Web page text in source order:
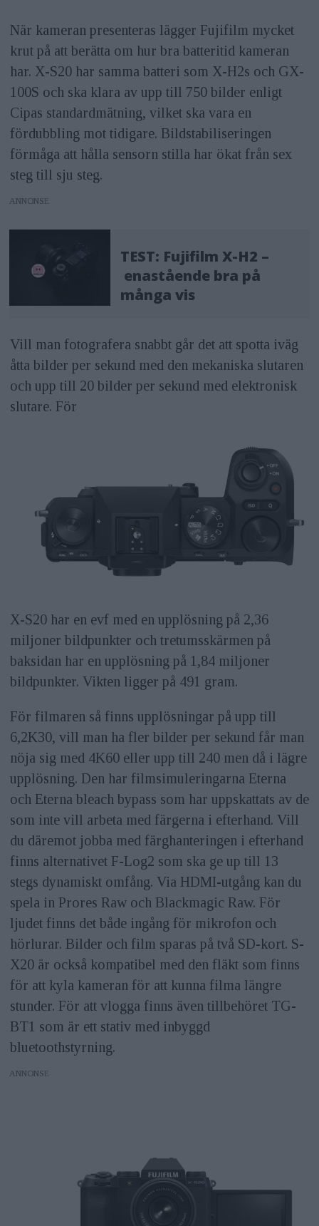
När kameran presenteras lägger Fujifilm mycket
krut på att berätta om hur bra batteritid kameran
har. X-S20 har samma batteri som X-H2s och GX-
100S och ska klara av upp till 750 bilder enligt
Cipas standardmätning, vilket ska vara en
fördubbling mot tidigare. Bildstabiliseringen
förmåga att hålla sensorn stilla har ökat från sex
steg till sju steg.
ANNONS
TEST: Fujifilm X-H2 –
enastående bra på
många vis
Vill man fotografera snabbt går det att spotta iväg
åtta bilder per sekund med den mekaniska slutaren
och upp till 20 bilder per sekund med elektronisk
slutare. För
X-S20 har en evf med en upplösning på 2,36
miljoner bildpunkter och tretumsskärmen på
baksidan har en upplösning på 1,84 miljoner
bildpunkter. Vikten ligger på 491 gram.
För filmaren så finns upplösningar på upp till
6,2K30, vill man ha fler bilder per sekund får man
nöja sig med 4K60 eller upp till 240 men då i lägre
upplösning. Den har filmsimuleringarna Eterna
och Eterna bleach bypass som har uppskattats av de
som inte vill arbeta med färgerna i efterhand. Vill
du däremot jobba med färghanteringen i efterhand
finns alternativet F-Log2 som ska ge up till 13
stegs dynamiskt omfång. Via HDMI-utgång kan du
spela in Prores Raw och Blackmagic Raw. För
ljudet finns det både ingång för mikrofon och
hörlurar. Bilder och film sparas på två SD-kort. S-
X20 är också kompatibel med den fläkt som finns
för att kyla kameran för att kunna filma längre
stunder. För att vlogga finns även tillbehöret TG-
BT1 som är ett stativ med inbyggd
bluetoothstyrning.
ANNONS